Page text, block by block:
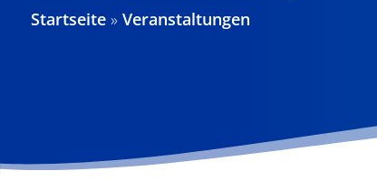
Startseite »Veranstaltungen